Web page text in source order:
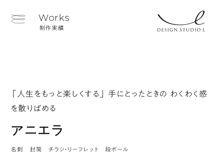
Works
制作実績
「人生をもっと楽しくする」 手にとったときの わくわく感
を散りばめる
アニエラ
名刺 封筒 チラシ・リーフレット 段ボール